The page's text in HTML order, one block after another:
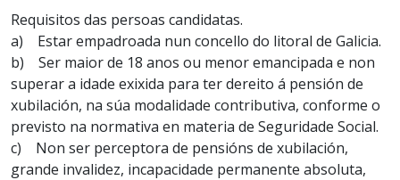
Requisitos das persoas candidatas.
a) Estar empadroada nun concello do litoral de Galicia.
b) Ser maior de 18 anos ou menor emancipada e non
superar a idade exixida para ter dereito á pensión de
xubilación, na súa modalidade contributiva, conforme o
previsto na normativa en materia de Seguridade Social.
c) Non ser perceptora de pensións de xubilación,
grande invalidez, incapacidade permanente absoluta,